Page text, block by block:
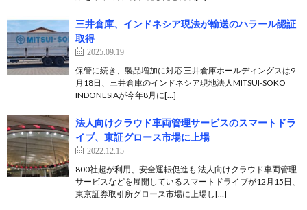
三井倉庫、インドネシア現法が輸送のハラール認証
取得
2025.09.19
保管に続き、製品増加に対応 三井倉庫ホールディングスは9
月18日、三井倉庫のインドネシア現地法人MITSUI-SOKO
INDONESIAが今年8月に[…]
法人向けクラウド車両管理サービスのスマートドラ
イブ、東証グロース市場に上場
2022.12.15
800社超が利用、安全運転促進も 法人向けクラウド車両管理
サービスなどを展開しているスマートドライブが12月15日、
東京証券取引所グロース市場に上場し[…]